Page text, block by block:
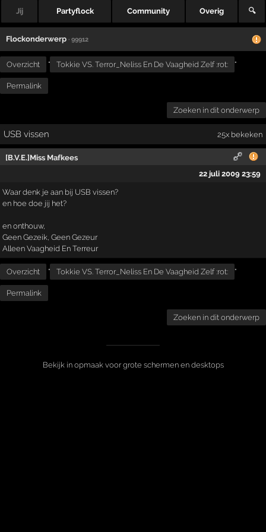
Jij Partyflock Community Overig 🔍
Flockonderwerp · 99912
Overzicht " Tokkie VS. Terror_Neliss En De Vaagheid Zelf :rot: "
Permalink
Zoeken in dit onderwerp
USB vissen 25x bekeken
[B.V.E.]Miss Mafkees
22 juli 2009 23:59
Waar denk je aan bij USB vissen?
en hoe doe jij het?
en onthouw,
Geen Gezeik, Geen Gezeur
Alleen Vaagheid En Terreur
Overzicht " Tokkie VS. Terror_Neliss En De Vaagheid Zelf :rot: "
Permalink
Zoeken in dit onderwerp
Bekijk in opmaak voor grote schermen en desktops